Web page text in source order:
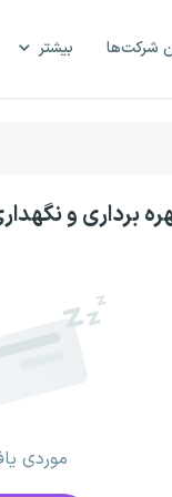
شرکت‌ها بیشتر
برداری و
موردی